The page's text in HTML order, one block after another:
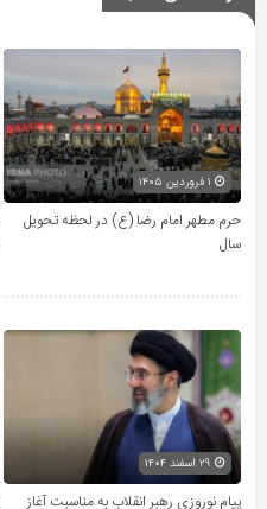
حرم مطهر امام رضا (ع) در لحظه تحویل
سال
پیام نوروزی رهبر انقلاب به مناسبت آغاز